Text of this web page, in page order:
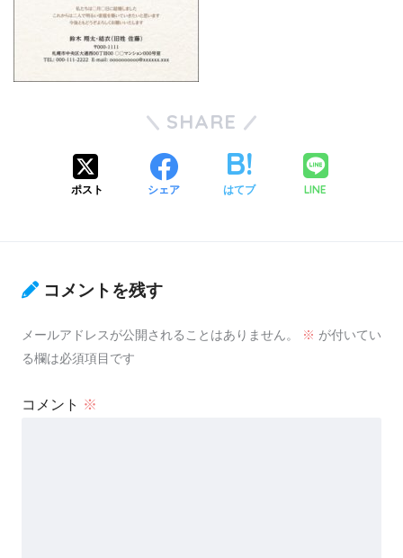
SHARE
ポスト シェア はてブ LINE
コメントを残す
メールアドレスが公開されることはありません。 ※ が付いてい
る欄は必須項目です
コメント ※